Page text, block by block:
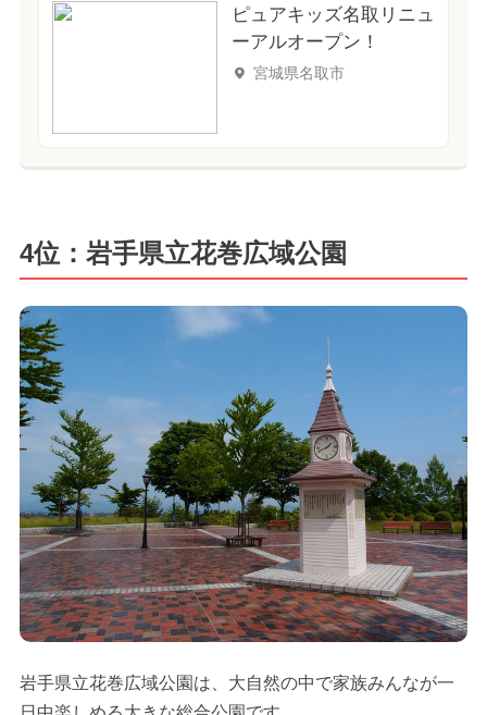
ピュアキッズ名取リニュ
ーアルオープン！
宮城県名取市
4位：岩手県立花巻広域公園
岩手県立花巻広域公園は、大自然の中で家族みんなが一